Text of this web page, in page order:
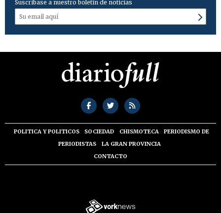
Suscríbase a nuestro boletín de noticias
POLITICA Y POLITICOS SOCIEDAD CHISMOTECA
PERIODISMO DE
PERIODISTAS
LA GRAN PROVINCIA
CONTACTO